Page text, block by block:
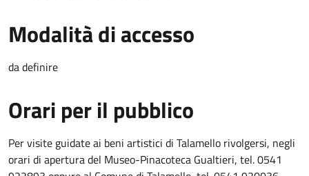
Modalità di accesso
da definire
Orari per il pubblico
Per visite guidate ai beni artistici di Talamello rivolgersi, negli
orari di apertura del Museo-Pinacoteca Gualtieri, tel. 0541